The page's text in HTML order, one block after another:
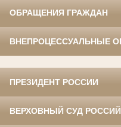
ОБРАЩЕНИЯ ГРАЖДАН
ВНЕПРОЦЕССУАЛЬНЫЕ
ПРЕЗИДЕНТ РОССИИ
ВЕРХОВНЫЙ СУД